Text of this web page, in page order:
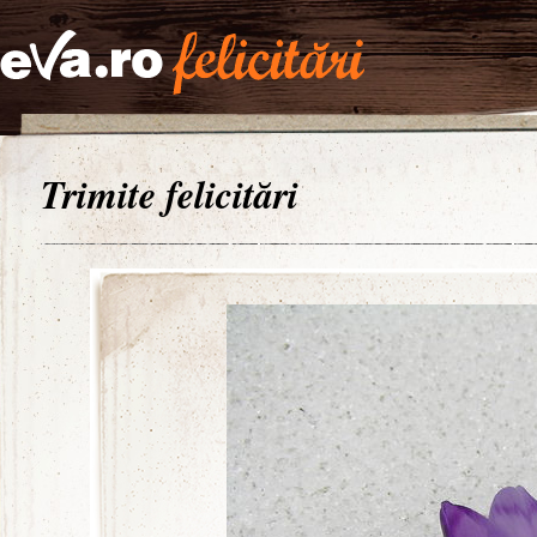
Trimite felicitări